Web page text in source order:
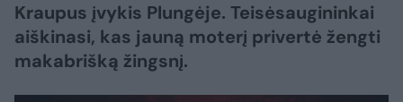
Kraupus įvykis Plungėje. Teisėsaugininkai
aiškinasi, kas jauną moterį privertė žengti
makabrišką žingsnį.